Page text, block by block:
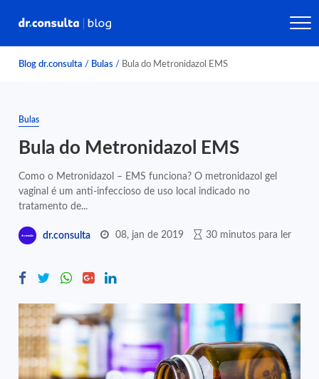
Blog dr.consulta / Bulas / Bula do Metronidazol EMS
Bulas
Bula do Metronidazol EMS
Como o Metronidazol – EMS funciona? O metronidazol gel
vaginal é um anti-infeccioso de uso local indicado no
tratamento de...
dr.consulta 08, jan de 2019 30 minutos para ler